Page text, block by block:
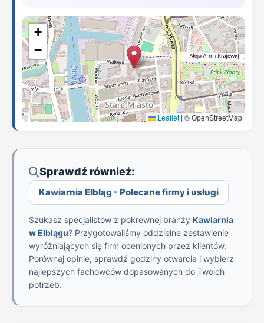
+
−
Leaflet | © OpenStreetMap
Sprawdź również:
Kawiarnia Elbląg - Polecane firmy i usługi
Szukasz specjalistów z pokrewnej branży Kawiarnia
w Elblągu? Przygotowaliśmy oddzielne zestawienie
wyróżniających się firm ocenionych przez klientów.
Porównaj opinie, sprawdź godziny otwarcia i wybierz
najlepszych fachowców dopasowanych do Twoich
potrzeb.